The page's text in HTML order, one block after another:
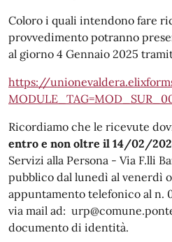
Coloro i quali intendono fare
provvedimento potranno
al giorno 4 Gennaio 2025
https://
Ricordiamo che le ricevute
entro e non oltre il 14/02/
Servizi alla Persona - Via F.lli
pubblico dal lunedì al venerdì
appuntamento telefonico al n.
via mail ad:
documento di identità.